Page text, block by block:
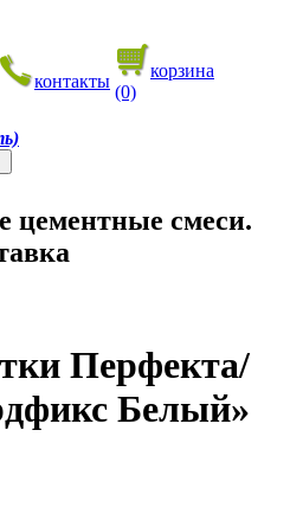
контакты
корзина
(0)
цементные смеси.
Перфекта/
Белый»